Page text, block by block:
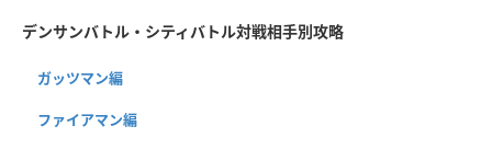
デンサンバトル・シティバトル対戦相手別攻略
ガッツマン編
ファイアマン編